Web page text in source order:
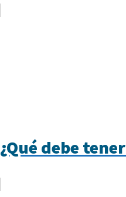
¿Qué debe